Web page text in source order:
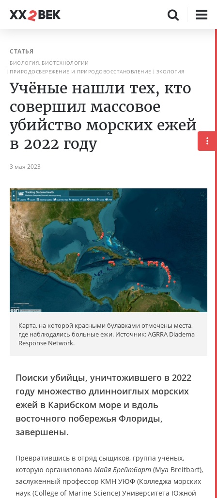
СТАТЬЯ
БИОЛОГИЯ, БИОТЕХНОЛОГИИ
ПРИРОДОСБЕРЕЖЕНИЕ И ПРИРОДОВОССТАНОВЛЕНИЕ
ЭКОЛОГИЯ
Учёные нашли тех, кто
совершил массовое
убийство морских ежей
в 2022 году
3 мая 2023
Карта, на которой красными булавками отмечены места,
где наблюдались больные ежи. Источник: AGRRA Diadema
Response Network.
Поиски убийцы, уничтожившего в 2022
году множество длинноиглых морских
ежей в Карибском море и вдоль
восточного побережья Флориды,
завершены.
Превратившись в отряд сыщиков, группа учёных,
которую организовала Майя Брейтбарт (Mya Breitbart),
заслуженный профессор КМН УЮФ (Колледжа морских
наук (College of Marine Science) Университета Южной